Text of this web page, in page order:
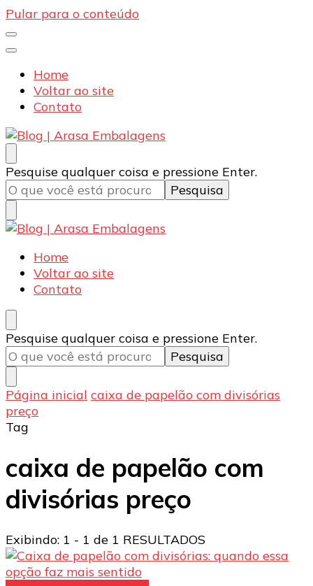
Pular para o conteúdo
Home
Voltar ao site
Contato
Blog | Arasa Embalagens
Confira conteúdos sobre embalagens para pizzas,
doces e salgados. Tudo para seu comércio com a
qualidade Arasa. Leia nossos conteúdos!
Procurando
algo?
Pesquise qualquer coisa e pressione Enter.
Blog | Arasa Embalagens
Confira conteúdos sobre embalagens para pizzas,
doces e salgados. Tudo para seu comércio com a
qualidade Arasa. Leia nossos conteúdos!
Home
Voltar ao site
Contato
Procurando
algo?
Pesquise qualquer coisa e pressione Enter.
Página inicial caixa de papelão com divisórias
preço
Tag
caixa de papelão com
divisórias preço
Exibindo: 1 - 1 de 1 RESULTADOS